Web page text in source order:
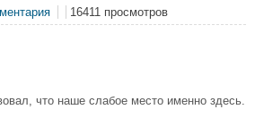
проинформировало депутатов о
и спорта в регионе
16411 просмотров
что наше слабое место именно здесь.